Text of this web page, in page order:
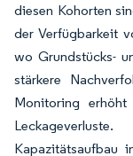
diesen Kohorten
der Verfügbarkeit
wo Grundstücks-
stärkere
Monitoring
Kapazitätsaufbau